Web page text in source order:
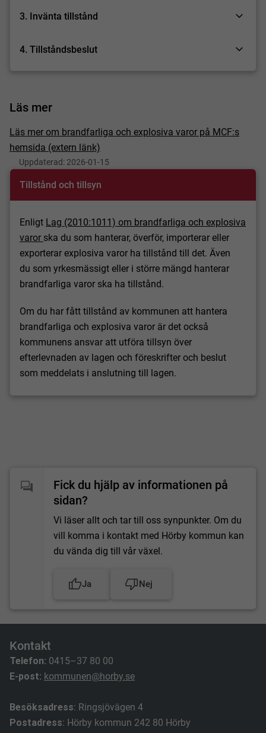
3. Invänta tillstånd
4. Tillståndsbeslut
Läs mer
Läs mer om brandfarliga och explosiva varor på MCF:s
hemsida (extern länk)
Uppdaterad: 2026-01-15
Tillstånd och tillsyn
Enligt Lag (2010:1011) om brandfarliga och explosiva
varor ska du som hanterar, överför, importerar eller
exporterar explosiva varor ha tillstånd till det. Även
du som yrkesmässigt eller i större mängd hanterar
brandfarliga varor ska ha tillstånd.
Om du har fått tillstånd av kommunen att hantera
brandfarliga och explosiva varor är det också
kommunens ansvar att utföra tillsyn över
efterlevnaden av lagen och föreskrifter och beslut
som meddelats i anslutning till lagen.
Fick du hjälp av informationen på
sidan?
Vi läser allt och tar till oss synpunkter. Om du
vill komma i kontakt med Hörby kommun kan
du vända dig till vår växel.
Ja Nej
Kontakt
Telefon: 0415–37 80 00
E-post: kommunen@horby.se
Besöksadress: Ringsjövägen 4
Postadress: Hörby kommun 242 80 Hörby